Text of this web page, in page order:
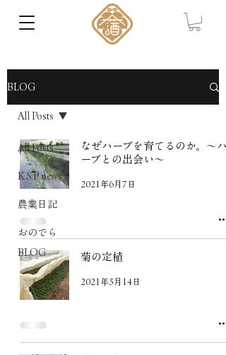
BLOG
All Posts
K.S.P news
農業日記
おのでら
BLOG
All Posts
なぜハーブを育てるのか。〜ハ
ーブとの出会い〜
2021年6月7日
菊の定植
2021年5月14日